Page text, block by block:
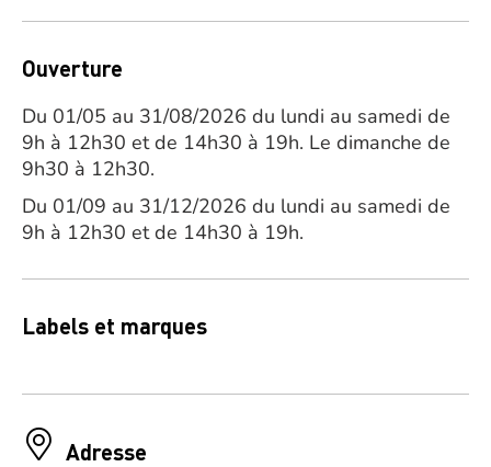
Ouverture
Du 01/05 au 31/08/2026 du lundi au samedi de
9h à 12h30 et de 14h30 à 19h. Le dimanche de
9h30 à 12h30.
Du 01/09 au 31/12/2026 du lundi au samedi de
9h à 12h30 et de 14h30 à 19h.
Labels et marques
Adresse